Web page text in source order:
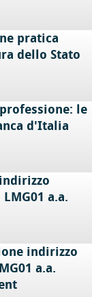
pratica
dello Stato
le
d'Italia
a.a.
indirizzo
a.a.